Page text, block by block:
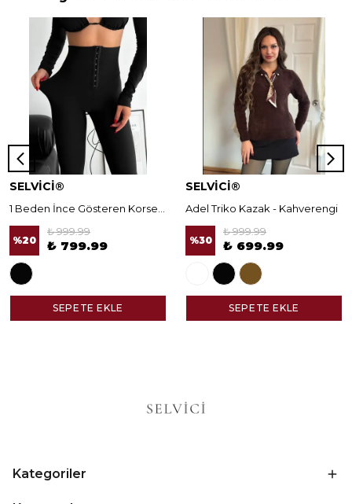
SELVİCİ®
%20
₺ 999.99
₺ 799.99
SEPETE EKLE
SELVİCİ®
Adel Triko Kazak - Kahverengi
%30
₺ 999.99
₺ 699.99
SEPETE EKLE
Kategoriler